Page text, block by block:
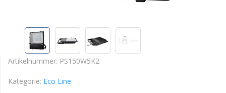
Artikelnummer: PS150W5K2
Kategorie: Eco Line